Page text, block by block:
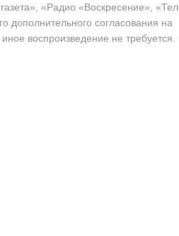
«Радио «Воскресение»,
дополнительного согласования на
воспроизведение не требуется.